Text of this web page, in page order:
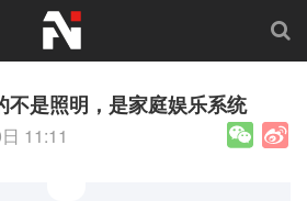
不是照明，是家庭娱乐系统
11:11